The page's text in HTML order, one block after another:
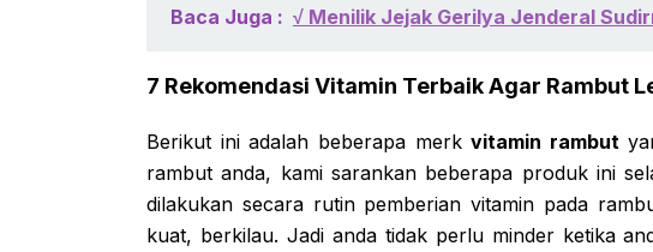
Baca Juga : √ Menilik Jejak Gerilya Jenderal
7 Rekomendasi Vitamin Terbaik Agar Rambut
Berikut ini adalah beberapa merkvitamin rambut
rambut anda, kami sarankan beberapa produk ini
dilakukan secara rutin pemberian vitamin pada
kuat, berkilau. Jadi anda tidak perlu minder ketika